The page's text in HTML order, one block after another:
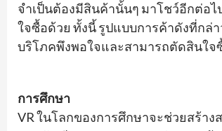
จำเป็นต้องมีสินค้านั้นๆ มาโชว์อีกต่อ
ใจซื้อด้วย ทั้งนี้ รูปแบบการค้าดังที่กล่
บริโภคพึงพอใจและสามารถตัดสินใจ
การศึกษา
VR ในโลกของการศึกษาจะช่วยสร้า